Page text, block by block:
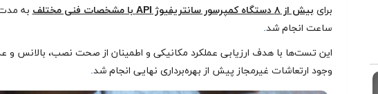
برایبیش از ۸ دستگاه کمپرسور سانتریفیوژ API با مشخصات فنی مختلف
ساعت انجام شد.
این تست‌ها با هدف ارزیابی عملکرد مکانیکی و اطمینان از صحت نصب، بالانس و
وجود ارتعاشات غیرمجاز پیش از بهره‌برداری نهایی انجام شد.